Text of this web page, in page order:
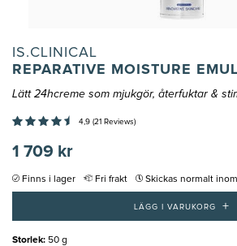
IS.CLINICAL
REPARATIVE MOISTURE
Lätt 24hcreme som mjukgör, återfuktar &
4,9 (21 Reviews)
1 709 kr
Finns i lager Fri frakt Skickas normalt
LÄGG I VARUKORG +
Storlek: 50 g